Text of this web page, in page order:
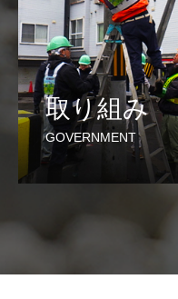
取り組み
GOVERNMENT